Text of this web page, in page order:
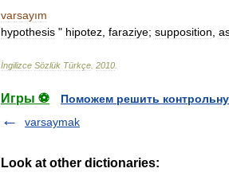
varsayım
hypothesis " hipotez faraziye; supposition
İngilizce Sözlük Türkçe 2010
Игры ⚽
Поможем решить
varsaymak
Look at other dictionaries: